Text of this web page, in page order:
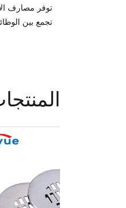
توفر مصارف
تجمع بين